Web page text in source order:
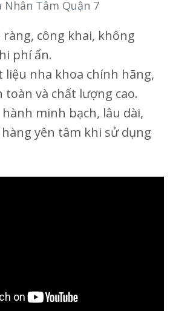
Nhân Tâm Quận 7
ràng, công khai, không
phí ẩn.
liệu nha khoa chính hãng,
toàn và chất lượng cao.
hành minh bạch, lâu dài,
yên tâm khi sử dụng